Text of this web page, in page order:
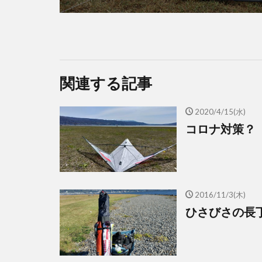
関連する記事
2020/4/15(水)
コロナ対策？
2016/11/3(木)
ひさびさの長